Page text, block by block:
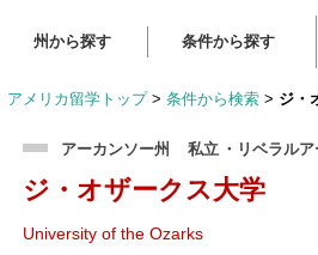
州から探す 条件から探す
アメリカ留学トップ > 条件から検索 > ジ・
アーカンソー州 私立 ・リベラル
ジ・オザークス大学
University of the Ozarks